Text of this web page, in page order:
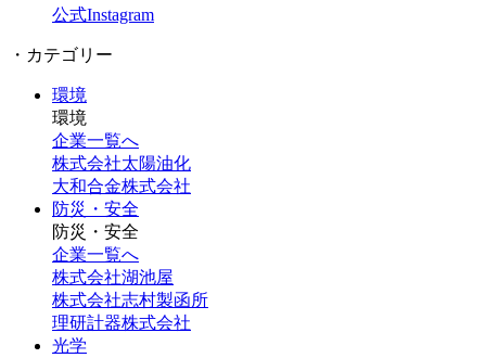
公式Instagram
・カテゴリー
環境
環境
企業一覧へ
株式会社太陽油化
大和合金株式会社
防災・安全
防災・安全
企業一覧へ
株式会社湖池屋
株式会社志村製函所
理研計器株式会社
光学